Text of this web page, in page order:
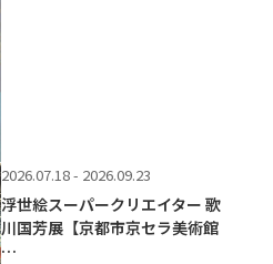
2026.07.18 - 2026.09.23
浮世絵スーパークリエイター 歌
川国芳展【京都市京セラ美術館
…